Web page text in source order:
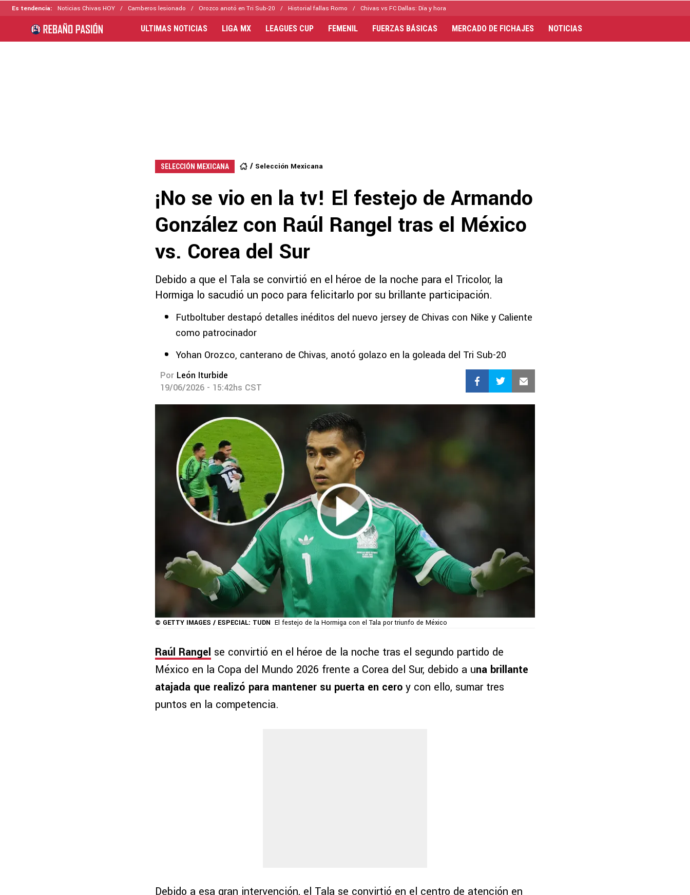
Es tendencia: Noticias Chivas HOY Camberos lesionado Orozco anotó en Tri Sub-20 Historial fallas Romo Chivas vs FC Dallas: Día y hora
ULTIMAS NOTICIAS LIGA MX LEAGUES CUP FEMENIL FUERZAS BÁSICAS MERCADO DE FICHAJES NOTICIAS
SELECCIÓN MEXICANA Selección Mexicana
¡No se vio en la tv! El festejo de Armando
González con Raúl Rangel tras el México
vs. Corea del Sur
Debido a que el Tala se convirtió en el héroe de la noche para el Tricolor, la
Hormiga lo sacudió un poco para felicitarlo por su brillante participación.
Futboltuber destapó detalles inéditos del nuevo jersey de Chivas con Nike y Caliente
como patrocinador
Yohan Orozco, canterano de Chivas, anotó golazo en la goleada del Tri Sub-20
Por León Iturbide
19/06/2026 - 15:42hs CST
© GETTY IMAGES / ESPECIAL: TUDN El festejo de la Hormiga con el Tala por triunfo de México
Raúl Rangel se convirtió en el héroe de la noche tras el segundo partido de
México en la Copa del Mundo 2026 frente a Corea del Sur, debido a una brillante
atajada que realizó para mantener su puerta en cero y con ello, sumar tres
puntos en la competencia.
Debido a esa gran intervención, el Tala se convirtió en el centro de atención en